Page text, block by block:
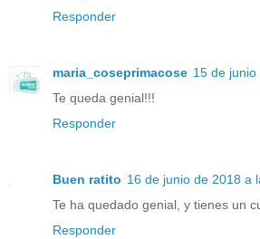
Responder
maria_coseprimacose 15 de junio
Te queda genial!!!
Responder
Buen ratito 16 de junio de 2018 a
Te ha quedado genial, y tienes un
Responder